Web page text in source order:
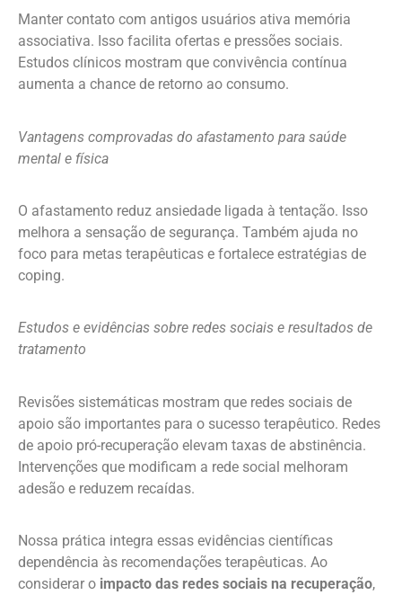
Manter contato com antigos usuários ativa memória
associativa. Isso facilita ofertas e pressões sociais.
Estudos clínicos mostram que convivência contínua
aumenta a chance de retorno ao consumo.
Vantagens comprovadas do afastamento para saúde
mental e física
O afastamento reduz ansiedade ligada à tentação. Isso
melhora a sensação de segurança. Também ajuda no
foco para metas terapêuticas e fortalece estratégias de
coping.
Estudos e evidências sobre redes sociais e resultados de
tratamento
Revisões sistemáticas mostram que redes sociais de
apoio são importantes para o sucesso terapêutico. Redes
de apoio pró-recuperação elevam taxas de abstinência.
Intervenções que modificam a rede social melhoram
adesão e reduzem recaídas.
Nossa prática integra essas evidências científicas
dependência às recomendações terapêuticas. Ao
considerar o impacto das redes sociais na recuperação,